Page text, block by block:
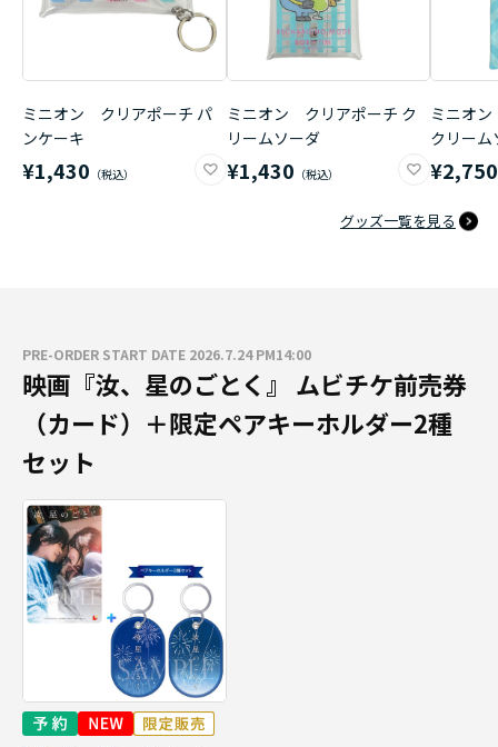
ミニオン クリアポーチ パ
ンケーキ
¥1,430
ミニオン クリアポーチ ク
リームソーダ
¥1,430
ミニオ
クリーム
¥2,750
グッズ一覧を見る
PRE-ORDER START DATE 2026.7.24 PM14:00
映画『汝、星のごとく』 ムビチケ前売券
（カード）＋限定ペアキーホルダー2種
セット